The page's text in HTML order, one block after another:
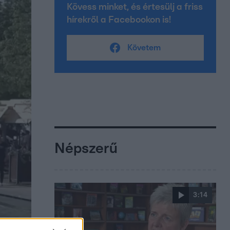
Kövess minket, és értesülj a friss
hírekről a Facebookon is!
Követem
Népszerű
3:14